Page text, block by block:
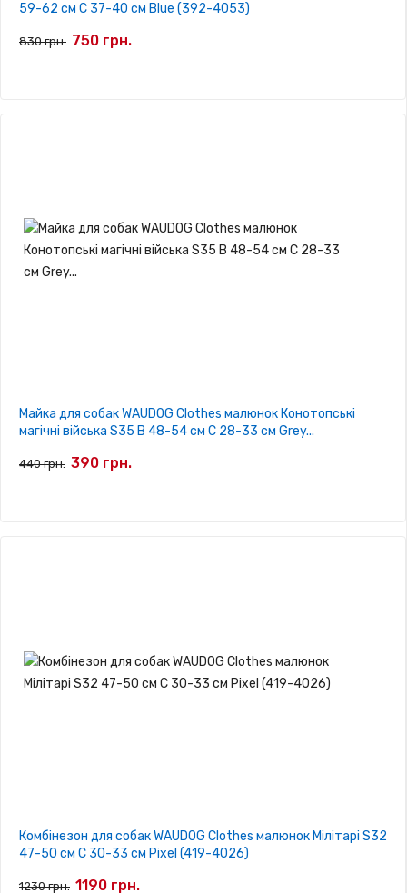
59-62 см С 37-40 см Blue (392-4053)
830 грн. 750 грн.
Майка для собак WAUDOG Clothes малюнок Конотопські
магічні війська S35 B 48-54 см С 28-33 см Grey...
440 грн. 390 грн.
Комбінезон для собак WAUDOG Clothes малюнок Мілітарі S32
47-50 см С 30-33 см Pixel (419-4026)
1230 грн. 1190 грн.